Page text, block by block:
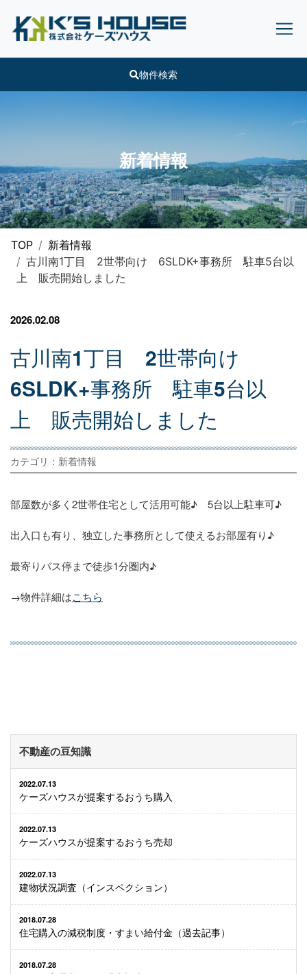
物件検索
新着情報
TOP
新着情報
古川南1丁目 2世帯向け 6SLDK+事務所 駐車5台以
上 販売開始しました
2026.02.08
古川南1丁目 2世帯向け
6SLDK+事務所 駐車5台以
上
販売開始し ま した
カテゴリ：新着情報
部屋数が多く2世帯住宅として活用可能♪ 5台以上駐車可♪
出入口も有り、独立した事務所として使えるお部屋有り♪
最寄りバス停まで徒歩1分圏内♪
→物件詳細はこちら
不動産の豆知識
2022.07.13
ケーズハウスが提案するおうち購入
2022.07.13
ケーズハウスが提案するおうち売却
2022.07.13
建物状況調査（インスペクション）
2018.07.28
住宅購入の減税制度・すまい給付金（過去記事）
2018.07.28